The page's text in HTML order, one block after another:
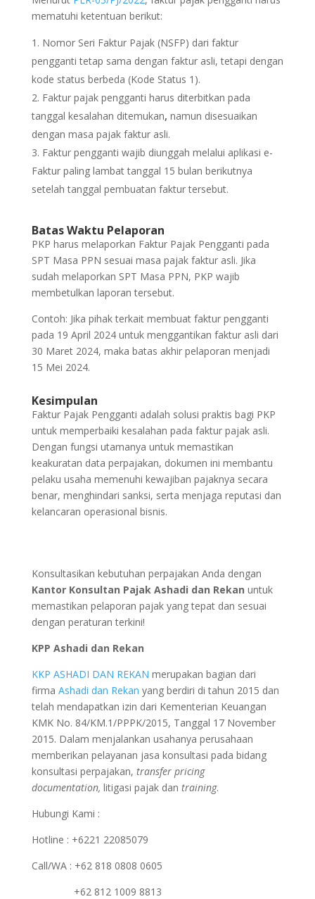
mematuhi ketentuan berikut:
Nomor Seri Faktur Pajak (NSFP) dari faktur
pengganti tetap sama dengan faktur asli, tetapi dengan
kode status berbeda (Kode Status 1).
Faktur pajak pengganti harus diterbitkan pada
tanggal kesalahan ditemukan, namun disesuaikan
dengan masa pajak faktur asli.
Faktur pengganti wajib diunggah melalui aplikasi e-
Faktur paling lambat tanggal 15 bulan berikutnya
setelah tanggal pembuatan faktur tersebut.
Batas Waktu Pelaporan
PKP harus melaporkan Faktur Pajak Pengganti pada
SPT Masa PPN sesuai masa pajak faktur asli. Jika
sudah melaporkan SPT Masa PPN, PKP wajib
membetulkan laporan tersebut.
Contoh: Jika pihak terkait membuat faktur pengganti
pada 19 April 2024 untuk menggantikan faktur asli dari
30 Maret 2024, maka batas akhir pelaporan menjadi
15 Mei 2024.
Kesimpulan
Faktur Pajak Pengganti adalah solusi praktis bagi PKP
untuk memperbaiki kesalahan pada faktur pajak asli.
Dengan fungsi utamanya untuk memastikan
keakuratan data perpajakan, dokumen ini membantu
pelaku usaha memenuhi kewajiban pajaknya secara
benar, menghindari sanksi, serta menjaga reputasi dan
kelancaran operasional bisnis.
Konsultasikan kebutuhan perpajakan Anda dengan
Kantor Konsultan Pajak Ashadi dan Rekan untuk
memastikan pelaporan pajak yang tepat dan sesuai
dengan peraturan terkini!
KPP Ashadi dan Rekan
KKP ASHADI DAN REKAN merupakan bagian dari
firma Ashadi dan Rekan yang berdiri di tahun 2015 dan
telah mendapatkan izin dari Kementerian Keuangan
KMK No. 84/KM.1/PPPK/2015, Tanggal 17 November
2015. Dalam menjalankan usahanya perusahaan
memberikan pelayanan jasa konsultasi pada bidang
konsultasi perpajakan, transfer pricing
documentation, litigasi pajak dan training.
Hubungi Kami :
Hotline : +6221 22085079
Call/WA : +62 818 0808 0605
+62 812 1009 8813